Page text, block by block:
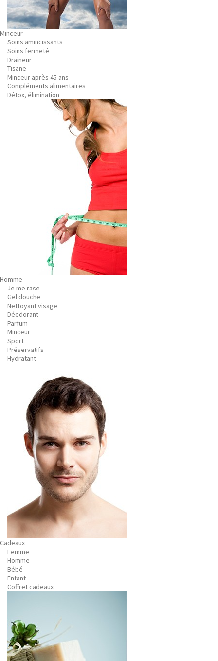
Minceur
Soins amincissants
Soins fermeté
Draineur
Tisane
Minceur après 45 ans
Compléments alimentaires
Détox, élimination
Homme
Je me rase
Gel douche
Nettoyant visage
Déodorant
Parfum
Minceur
Sport
Préservatifs
Hydratant
Cadeaux
Femme
Homme
Bébé
Enfant
Coffret cadeaux